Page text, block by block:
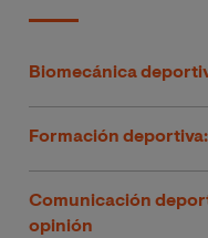
Biomecánica
Formación
Comunicación
opinión